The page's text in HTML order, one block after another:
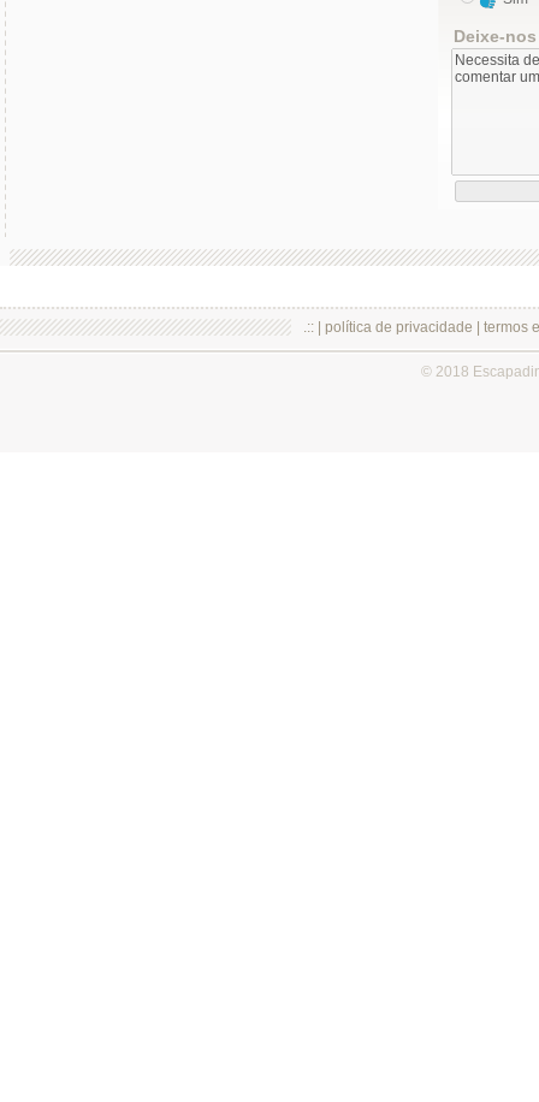
Deixe-
.:: | política de privacidade termos
© 2018